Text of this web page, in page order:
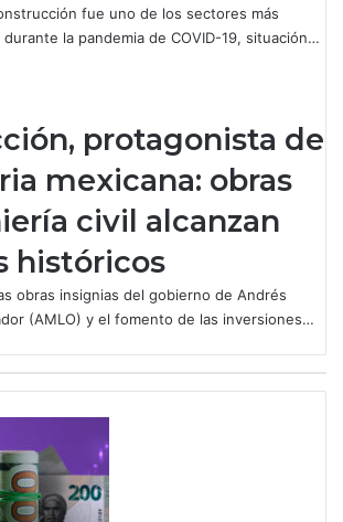
fue uno de los sectores más
la pandemia de COVID-19, situación…
protagonista de
mexicana: obras
civil alcanzan
históricos
obras insignias del gobierno de Andrés
(AMLO) y el fomento de las inversiones…